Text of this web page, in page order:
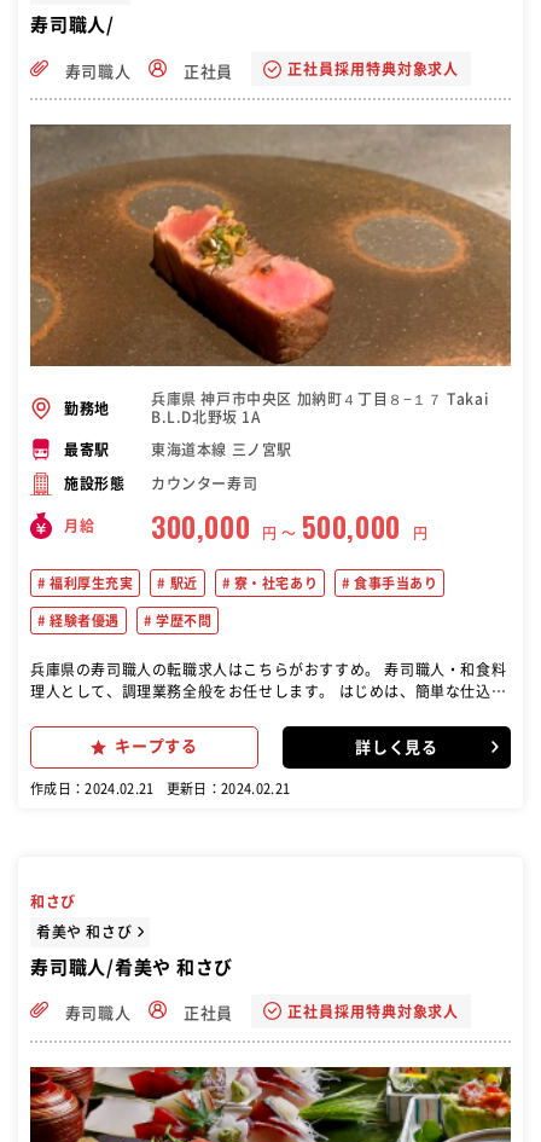
寿司職人/
寿司職人 正社員 正社員採用特典対象求人
勤務地
兵庫県 神戸市中央区 加納町４丁目８−１７ Takai
B.L.D北野坂 1A
最寄駅 東海道本線 三ノ宮駅
施設形態 カウンター寿司
月給 300,000 円 〜 500,000 円
福利厚生充実 駅近 寮・社宅あり 食事手当あり
経験者優遇 学歴不問
兵庫県の寿司職人の転職求人はこちらがおすすめ。 寿司職人・和食料
理人として、調理業務全般をお任せします。 はじめは、簡単な仕込み
ルを存分に発揮してご活躍いただけます。 素材をいかしたメニュー開
発にも、どんどん挑戦してください！ 業務に慣れてきたら、店舗運営
キープする 詳しく見る
作成日：2024.02.21 更新日：2024.02.21
和さび
肴美や 和さび
寿司職人/肴美や 和さび
寿司職人 正社員 正社員採用特典対象求人